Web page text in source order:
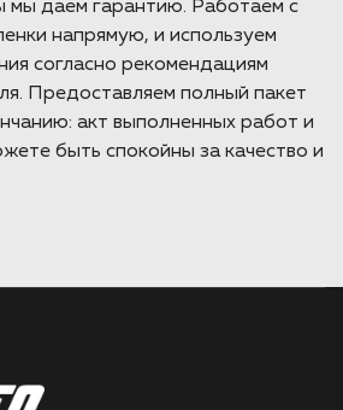
мы даем гарантию. Работаем с
напрямую, и используем
согласно рекомендациям
Предоставляем полный пакет
акт выполненных работ и
быть спокойны за качество и